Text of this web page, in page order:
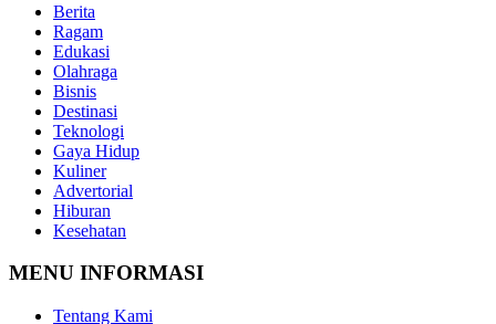
Berita
Ragam
Edukasi
Olahraga
Bisnis
Destinasi
Teknologi
Gaya Hidup
Kuliner
Advertorial
Hiburan
Kesehatan
MENU INFORMASI
Tentang Kami